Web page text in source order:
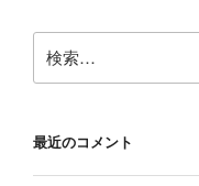
索:
最近のコメント